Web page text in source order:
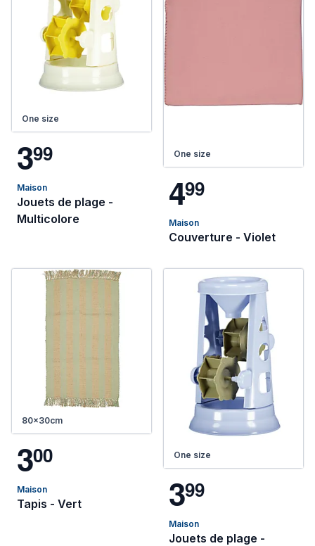
One size
399
Maison
Jouets de plage -
Multicolore
One size
499
Maison
Couverture - Violet
80x30cm
300
Maison
Tapis - Vert
One size
399
Maison
Jouets de plage -